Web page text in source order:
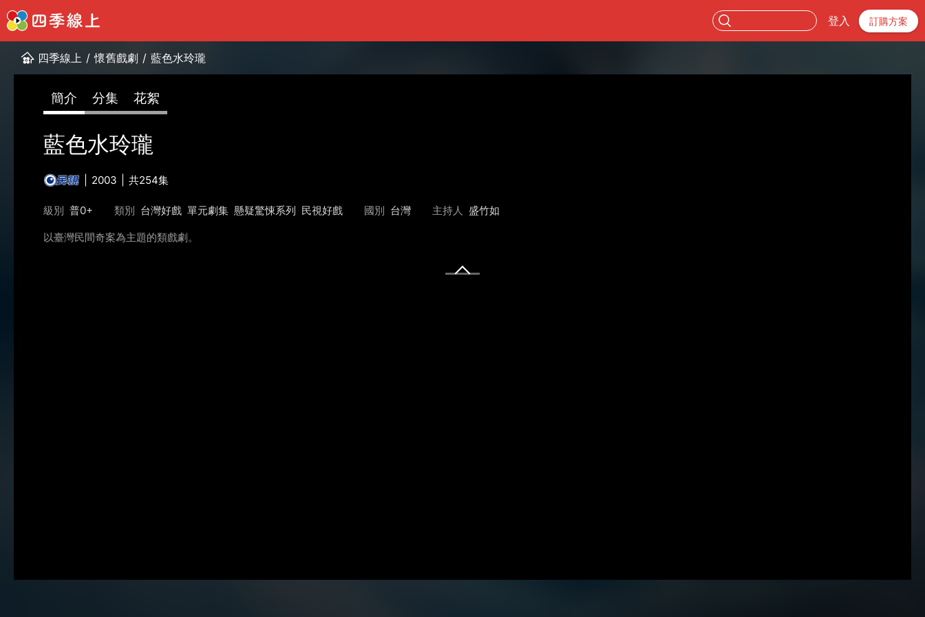
登入 訂購方案
四季線上 / 懷舊戲劇 / 藍色水玲瓏
簡介 分集 花絮
藍色水玲瓏
2003 共254集
級別 普0+ 類別 台灣好戲 單元劇集 懸疑驚悚系列 民視好戲 國別 台灣 主持人 盛竹如
以臺灣民間奇案為主題的類戲劇。